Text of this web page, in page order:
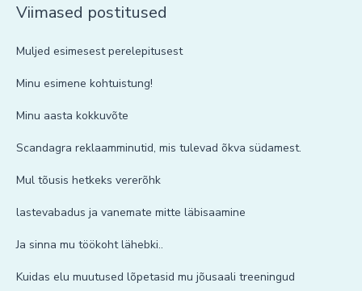
Viimased postitused
Muljed esimesest perelepitusest
Minu esimene kohtuistung!
Minu aasta kokkuvõte
Scandagra reklaamminutid, mis tulevad õkva südamest.
Mul tõusis hetkeks vererõhk
lastevabadus ja vanemate mitte läbisaamine
Ja sinna mu töökoht lähebki..
Kuidas elu muutused lõpetasid mu jõusaali treeningud